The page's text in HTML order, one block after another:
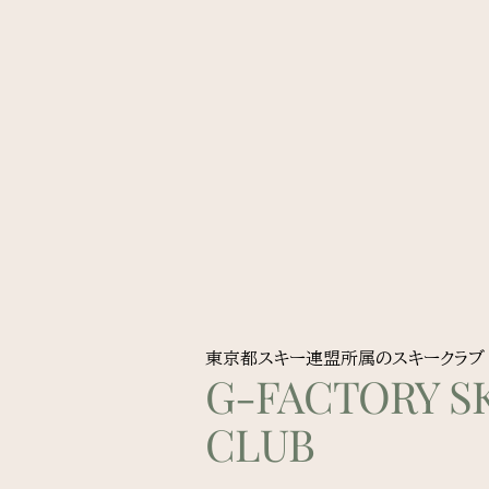
東京都スキー連盟所属のスキークラブ
G-FACTORY
CLUB